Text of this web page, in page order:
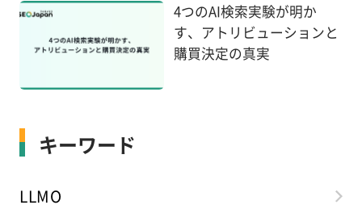
4つのAI検索実験が明か
す、アトリビューションと
購買決定の真実
キーワード
LLMO